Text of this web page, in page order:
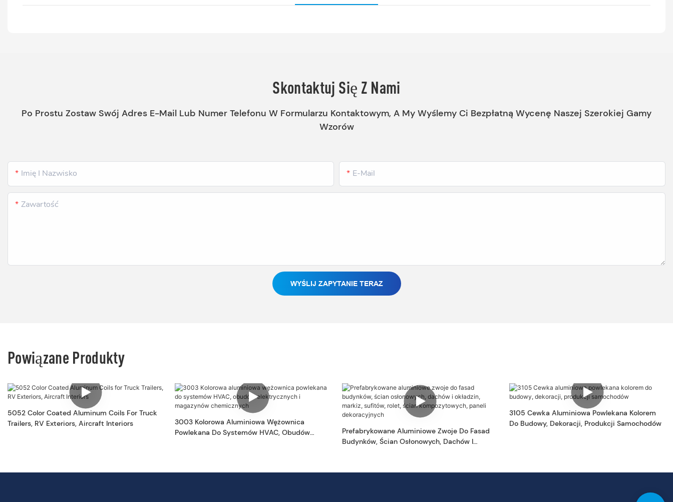
Skontaktuj Się Z Nami
Po Prostu Zostaw Swój Adres E-Mail Lub Numer Telefonu W Formularzu Kontaktowym, A My Wyślemy Ci Bezpłatną Wycenę Naszej Szerokiej Gamy
Wzorów
Imię I Nazwisko E-Mail
Zawartość
WYŚLIJ ZAPYTANIE TERAZ
Powiązane Produkty
5052 Color Coated Aluminum Coils For Truck
Trailers, RV Exteriors, Aircraft Interiors
3003 Kolorowa Aluminiowa Wężownica
Powlekana Do Systemów HVAC, Obudów
Prefabrykowane Aluminiowe Zwoje Do Fasad
Budynków, Ścian Osłonowych, Dachów I
3105 Cewka Aluminiowa Powlekana Kolorem
Do Budowy, Dekoracji, Produkcji Samochodów